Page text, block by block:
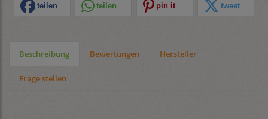
teilen teilen pin it tweet
Beschreibung Bewertungen Hersteller
Frage stellen